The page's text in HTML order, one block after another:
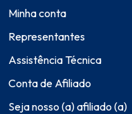
Minha conta
Representantes
Assistência Técnica
Conta de Afiliado
Seja nosso (a) afiliado (a)